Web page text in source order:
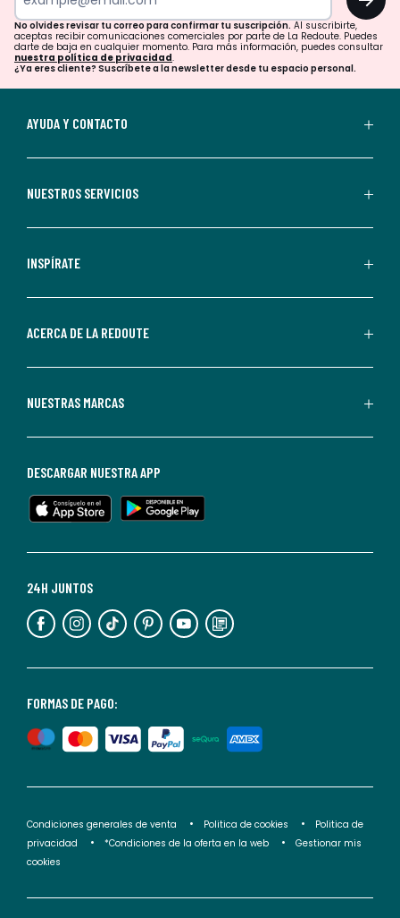
para
confirmar
tu
suscripción.
aceptas
comerciales
personalizadas
parte
Redoute.
de
en
cualquier
Para
información,
puedes
de
privacidad</2>.
No olvides revisar tu correo para confirmar tu suscripción. Al suscribirte,
aceptas recibir comunicaciones comerciales por parte de La Redoute. Puedes
darte de baja en cualquier momento. Para más información, puedes consultar
nuestra política de privacidad.
¿Ya eres cliente? Suscríbete a la newsletter desde tu espacio personal.
AYUDA Y CONTACTO
NUESTROS SERVICIOS
INSPÍRATE
ACERCA DE LA REDOUTE
NUESTRAS MARCAS
FORMAS DE PAGO:
24H JUNTOS
DESCARGAR NUESTRA APP
Condiciones generales de venta Politica de cookies
Politica de
privacidad
*Condiciones de la oferta en la web
Gestionar mis
cookies